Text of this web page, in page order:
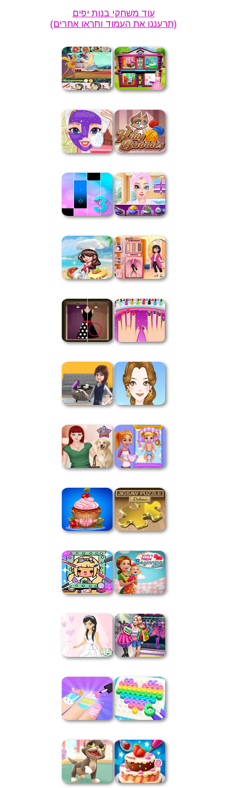
עוד משחקי בנות יפים
(תרעננו את העמוד ותראו אחרים)